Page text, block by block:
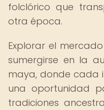
folclórico que
otra época.
Explorar el
sumergirse en la
maya, donde cada
una oportunidad
tradiciones